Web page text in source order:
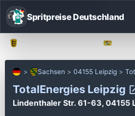
Spritpreise Deutschland
Sachsen 04155 Leipzig
TotalEnergies Leipzig
Lindenthaler Str. 61-63, 04155